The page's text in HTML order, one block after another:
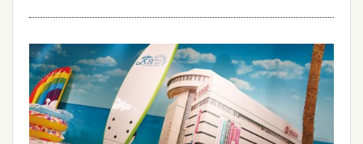
地域から探す
募集！ お問い合わせ
運営団体 ライター